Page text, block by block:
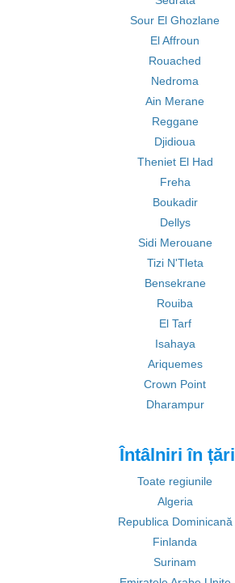
Sour El Ghozlane
El Affroun
Rouached
Nedroma
Ain Merane
Reggane
Djidioua
Theniet El Had
Freha
Boukadir
Dellys
Sidi Merouane
Tizi N'Tleta
Bensekrane
Rouiba
El Tarf
Isahaya
Ariquemes
Crown Point
Dharampur
Întâlniri în țări
Toate regiunile
Algeria
Republica Dominicană
Finlanda
Surinam